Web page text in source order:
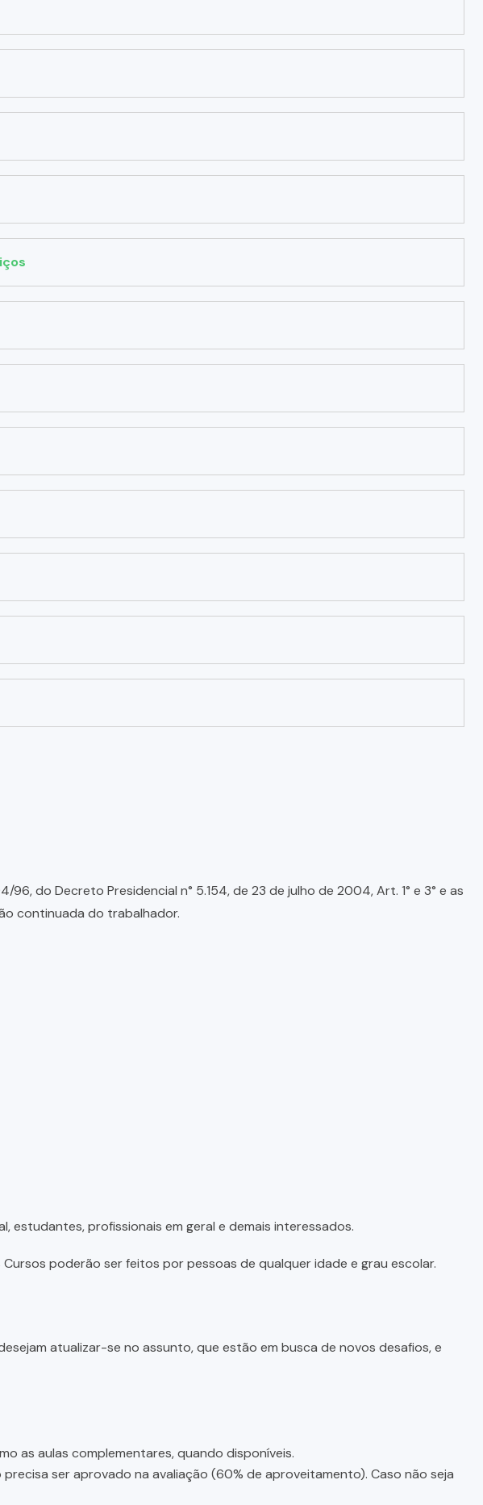
do Decreto Presidencial n° 5.154, de 23 de julho de 2004, Art. 1° e 3° e as
continuada do trabalhador.
estudantes, profissionais em geral e demais interessados.
poderão ser feitos por pessoas de qualquer idade e grau escolar.
atualizar-se no assunto, que estão em busca de novos desafios, e
as aulas complementares, quando disponíveis.
ser aprovado na avaliação (60% de aproveitamento). Caso não seja